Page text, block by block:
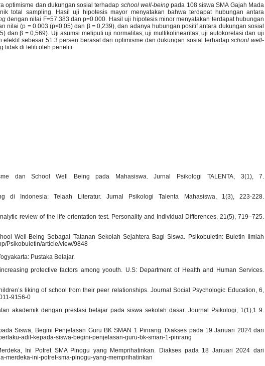
optimisme dan dukungan sosial terhadap school well-being pada 108 siswa SMA Gajah Mada
total sampling. Hasil uji hipotesis mayor menyatakan bahwa terdapat hubungan antara
dengan nilai F=57.383 dan p=0.000. Hasil uji hipotesis minor menyatakan terdapat hubungan
nilai (p = 0.003 (p<0.05) dan β = 0,239), dan adanya hubungan positif antara dukungan sosial
dan β = 0,569). Uji asumsi meliputi uji normalitas, uji multikolinearitas, uji autokorelasi dan uji
sebesar 51.3 persen berasal dari optimisme dan dukungan sosial terhadapschool well-
tidak di teliti oleh peneliti.
dan School Well Being pada Mahasiswa. Jurnal Psikologi TALENTA, 3(1), 7.
Indonesia: Telaah Literatur. Jurnal Psikologi Talenta Mahasiswa, 1(3), 223-228.
review of the life orientation test. Personality and Individual Differences, 21(5), 719–725.
Well-Being Sebagai Tatanan Sekolah Sejahtera Bagi Siswa. Psikobuletin: Buletin Ilmiah
Psikobuletin/article/view/9848
Pustaka Belajar.
protective factors among yoouth. U.S: Department of Health and Human Services.
liking of school from their peer relationships. Journal Social Psychologic Education, 6,
9156-0
akademik dengan prestasi belajar pada siswa sekolah dasar. Journal Psikologi, 1(1),1 9.
Siswa, Begini Penjelasan Guru BK SMAN 1 Pinrang. Diakses pada 19 Januari 2024 dari
adil-kepada-siswa-begini-penjelasan-guru-bk-sman-1-pinrang
Ini Potret SMA Pinogu yang Memprihatinkan. Diakses pada 18 Januari 2024 dari
merdeka-ini-potret-sma-pinogu-yang-memprihatinkan